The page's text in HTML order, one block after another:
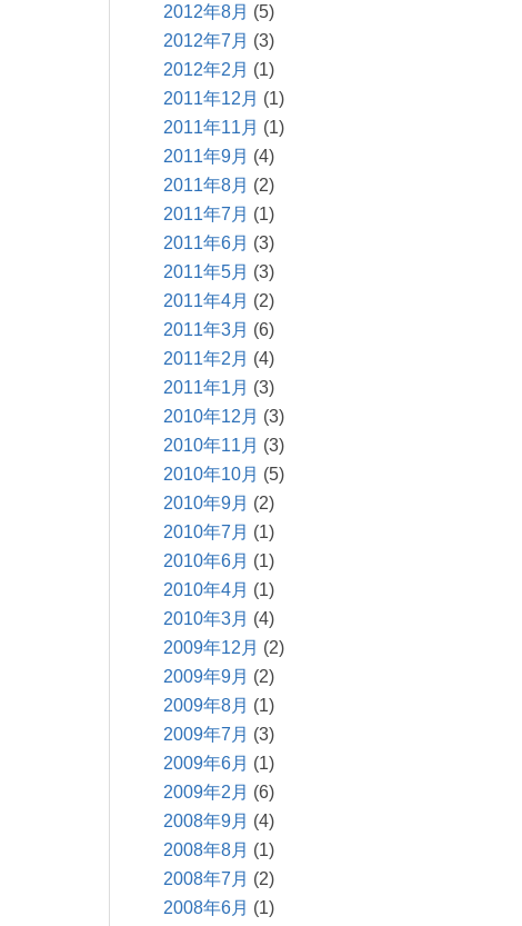
2012年8月 (5)
2012年7月 (3)
2012年2月 (1)
2011年12月 (1)
2011年11月 (1)
2011年9月 (4)
2011年8月 (2)
2011年7月 (1)
2011年6月 (3)
2011年5月 (3)
2011年4月 (2)
2011年3月 (6)
2011年2月 (4)
2011年1月 (3)
2010年12月 (3)
2010年11月 (3)
2010年10月 (5)
2010年9月 (2)
2010年7月 (1)
2010年6月 (1)
2010年4月 (1)
2010年3月 (4)
2009年12月 (2)
2009年9月 (2)
2009年8月 (1)
2009年7月 (3)
2009年6月 (1)
2009年2月 (6)
2008年9月 (4)
2008年8月 (1)
2008年7月 (2)
2008年6月 (1)